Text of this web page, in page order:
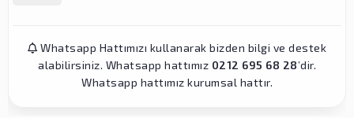
Whatsapp Hattımızı kullanarak bizden bilgi ve destek
alabilirsiniz. Whatsapp hattımız 0212 695 68 28’dir.
Whatsapp hattımız kurumsal hattır.